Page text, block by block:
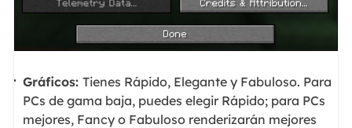
Gráficos:Tienes Rápido, Elegante y Fabuloso. Para
PCs de gama baja, puedes elegir Rápido; para PCs
mejores, Fancy o Fabuloso renderizarán mejores